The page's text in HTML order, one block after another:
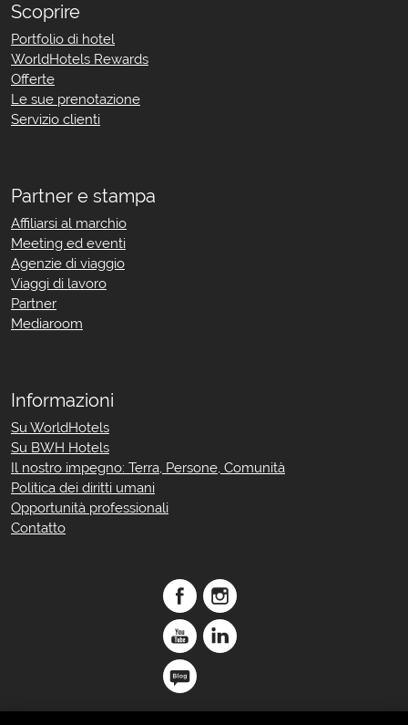
Scoprire
Portfolio di hotel
WorldHotels Rewards
Offerte
Le sue prenotazione
Servizio clienti
Partner e stampa
Affiliarsi al marchio
Meeting ed eventi
Agenzie di viaggio
Viaggi di lavoro
Partner
Mediaroom
Informazioni
Su WorldHotels
Su BWH Hotels
Il nostro impegno: Terra, Persone, Comunità
Politica dei diritti umani
Opportunità professionali
Contatto